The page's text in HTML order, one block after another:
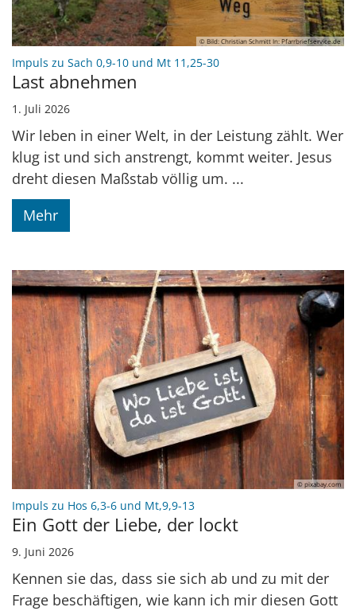
© Bild: Christian Schmitt In: Pfarrbriefservice.de
Impuls zu Sach 0,9-10 und Mt 11,25-30:
Last abnehmen
1. Juli 2026
Wir leben in einer Welt, in der Leistung zählt. Wer
klug ist und sich anstrengt, kommt weiter. Jesus
dreht diesen Maßstab völlig um. ...
Mehr
© pixabay.com
Impuls zu Hos 6,3-6 und Mt,9,9-13:
Ein Gott der Liebe, der lockt
9. Juni 2026
Kennen sie das, dass sie sich ab und zu mit der
Frage beschäftigen, wie kann ich mir diesen Gott